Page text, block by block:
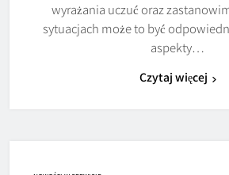
wyrażania uczuć oraz
sytuacjach może to być
aspekty…
Czytaj więcej